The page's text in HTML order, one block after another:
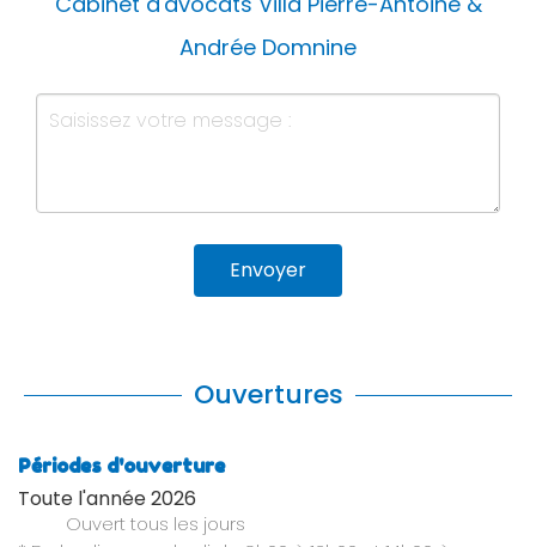
Andrée Domnine
Envoyer
Ouvertures
Périodes d'ouverture
Toute l'année 2026
Ouvert tous les jours